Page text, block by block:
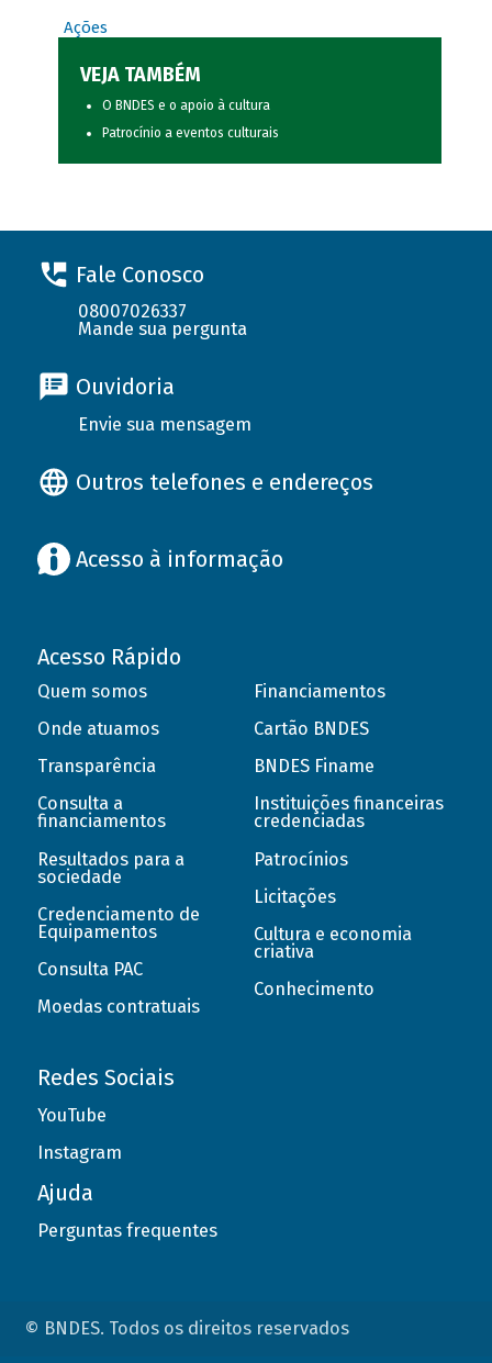
Ações
VEJA TAMBÉM
O BNDES e o apoio à cultura
Patrocínio a eventos culturais
Fale Conosco
08007026337
Mande sua pergunta
Ouvidoria
Envie sua mensagem
Outros telefones e endereços
Acesso à informação
Acesso Rápido
Quem somos
Onde atuamos
Transparência
Consulta a
financiamentos
Resultados para a
sociedade
Credenciamento de
Equipamentos
Consulta PAC
Moedas contratuais
Financiamentos
Cartão BNDES
BNDES Finame
Instituições financeiras
credenciadas
Patrocínios
Licitações
Cultura e economia
criativa
Conhecimento
Redes Sociais
YouTube
Instagram
Ajuda
Perguntas frequentes
© BNDES. Todos os direitos reservados